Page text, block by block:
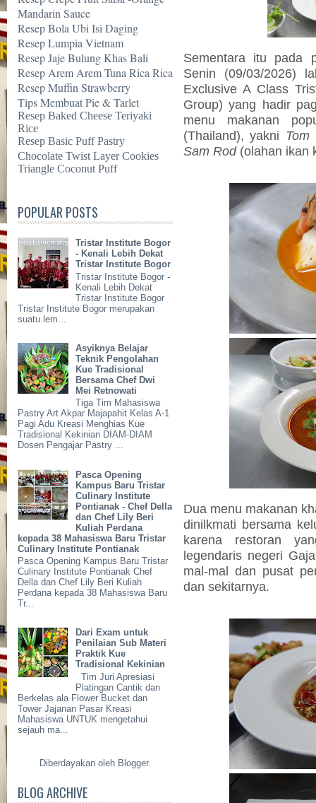
Mandarin Sauce
Resep Bola Ubi Isi Daging
Resep Lumpia Vietnam
Resep Jaje Bulung Khas Bali
Resep Arem Arem Tuna Rica Rica
Resep Muffin Strawberry
Tips Membuat Pie & Tarlet
Resep Baked Cheese Teriyaki
Rice
Resep Basic Puff Pastry
Chocolate Twist Layer Cookies
Triangle Coconut Puff
POPULAR POSTS
Tristar Institute Bogor
- Kenali Lebih Dekat
Tristar Institute Bogor
Tristar Institute Bogor -
Kenali Lebih Dekat
Tristar Institute Bogor
Tristar Institute Bogor merupakan
suatu lem...
Asyiknya Belajar
Teknik Pengolahan
Kue Tradisional
Bersama Chef Dwi
Mei Retnowati
Tiga Tim Mahasiswa
Pastry Art Akpar Majapahit Kelas A-1
Pagi Adu Kreasi Menghias Kue
Tradisional Kekinian DIAM-DIAM
Dosen Pengajar Pastry ...
Pasca Opening
Kampus Baru Tristar
Culinary Institute
Pontianak - Chef Della
dan Chef Lily Beri
Kuliah Perdana
kepada 38 Mahasiswa Baru Tristar
Culinary Institute Pontianak
Pasca Opening Kampus Baru Tristar
Culinary Institute Pontianak Chef
Della dan Chef Lily Beri Kuliah
Perdana kepada 38 Mahasiswa Baru
Tr...
Dari Exam untuk
Penilaian Sub Materi
Praktik Kue
Tradisional Kekinian
Tim Juri Apresiasi
Platingan Cantik dan
Berkelas ala Flower Bucket dan
Tower Jajanan Pasar Kreasi
Mahasiswa UNTUK mengetahui
sejauh ma...
Diberdayakan oleh Blogger.
BLOG ARCHIVE
Sementara itu pada
Senin (09/03/2026)
Exclusive A Class
Group) yang hadir
menu makanan
(Thailand),yakni
Sam Rod(olahan ikan
Dua menu makanan
dinilkmati bersama
karena restoran
legendaris negeri
mal-mal dan pusat
dan sekitarnya.